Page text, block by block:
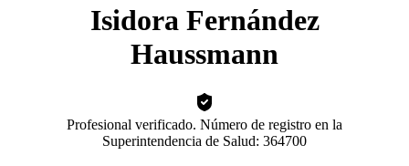
Isidora Fernández
Haussmann
Profesional verificado. Número de registro en la
Superintendencia de Salud: 364700